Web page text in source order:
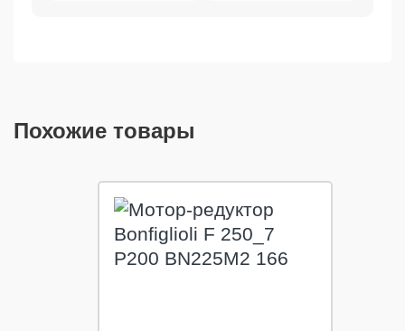
Похожие товары